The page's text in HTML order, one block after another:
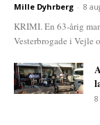
Mille Dyhrberg - 8
KRIMI. En 63-årig
Vesterbrogade i Vejle